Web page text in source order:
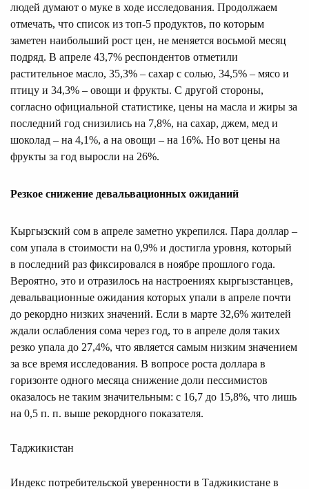
людей думают о муке в ходе исследования. Продолжаем
отмечать, что список из топ-5 продуктов, по которым
заметен наибольший рост цен, не меняется восьмой месяц
подряд. В апреле 43,7% респондентов отметили
растительное масло, 35,3% – сахар с солью, 34,5% – мясо и
птицу и 34,3% – овощи и фрукты. С другой стороны,
согласно официальной статистике, цены на масла и жиры за
последний год снизились на 7,8%, на сахар, джем, мед и
шоколад – на 4,1%, а на овощи – на 16%. Но вот цены на
фрукты за год выросли на 26%.
Резкое снижение девальвационных ожиданий
Кыргызский сом в апреле заметно укрепился. Пара доллар –
сом упала в стоимости на 0,9% и достигла уровня, который
в последний раз фиксировался в ноябре прошлого года.
Вероятно, это и отразилось на настроениях кыргызстанцев,
девальвационные ожидания которых упали в апреле почти
до рекордно низких значений. Если в марте 32,6% жителей
ждали ослабления сома через год, то в апреле доля таких
резко упала до 27,4%, что является самым низким значением
за все время исследования. В вопросе роста доллара в
горизонте одного месяца снижение доли пессимистов
оказалось не таким значительным: с 16,7 до 15,8%, что лишь
на 0,5 п. п. выше рекордного показателя.
Таджикистан
Индекс потребительской уверенности в Таджикистане в